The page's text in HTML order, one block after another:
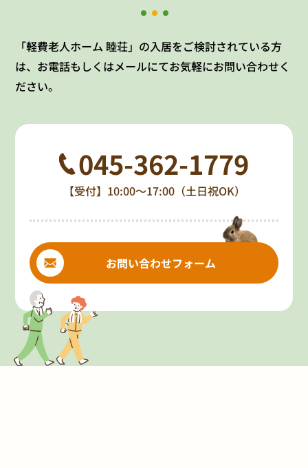
「軽費老人ホーム 睦荘」の入居をご検討されている方
は、お電話もしくはメールにてお気軽にお問い合わせく
ださい。
045-362-1779
【受付】10:00～17:00（土日祝OK）
お問い合わせフォーム